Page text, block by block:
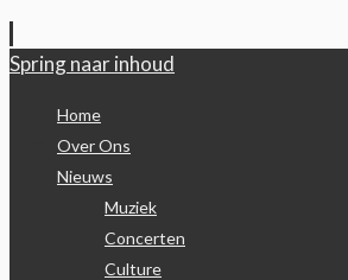
Spring naar inhoud
Home
Over Ons
Nieuws
Muziek
Concerten
Culture